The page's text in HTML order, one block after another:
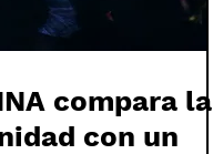
compara la
con un